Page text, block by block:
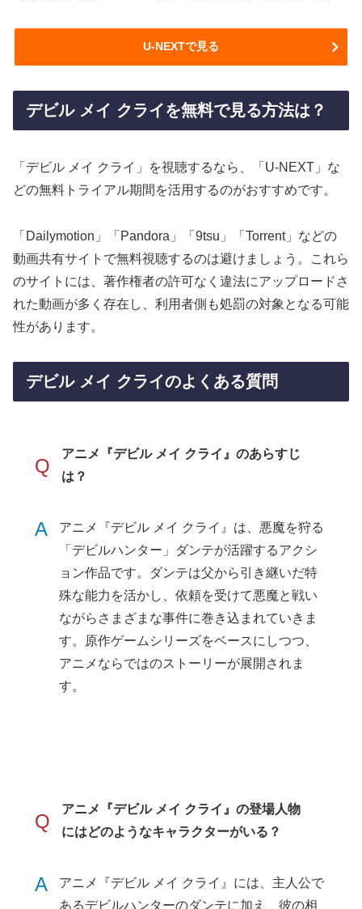
U-NEXTで見る
デビル メイ クライを無料で見る方法は？
「デビル メイ クライ」を視聴するなら、「U-NEXT」な
どの無料トライアル期間を活用するのがおすすめです。
「Dailymotion」「Pandora」「9tsu」「Torrent」などの
動画共有サイトで無料視聴するのは避けましょう。これら
のサイトには、著作権者の許可なく違法にアップロードさ
れた動画が多く存在し、利用者側も処罰の対象となる可能
性があります。
デビル メイ クライのよくある質問
Q
アニメ『デビル メイ クライ』のあらすじ
は？
A
アニメ『デビル メイ クライ』は、悪魔を狩る
「デビルハンター」ダンテが活躍するアクシ
ョン作品です。ダンテは父から引き継いだ特
殊な能力を活かし、依頼を受けて悪魔と戦い
ながらさまざまな事件に巻き込まれていきま
す。原作ゲームシリーズをベースにしつつ、
アニメならではのストーリーが展開されま
す。
Q
アニメ『デビル メイ クライ』の登場人物
にはどのようなキャラクターがいる？
A
アニメ『デビル メイ クライ』には、主人公で
あるデビルハンターのダンテに加え、彼の相